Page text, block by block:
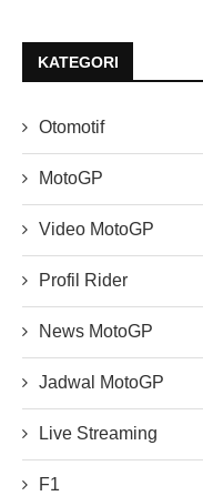
KATEGORI
Otomotif
MotoGP
Video MotoGP
Profil Rider
News MotoGP
Jadwal MotoGP
Live Streaming
F1